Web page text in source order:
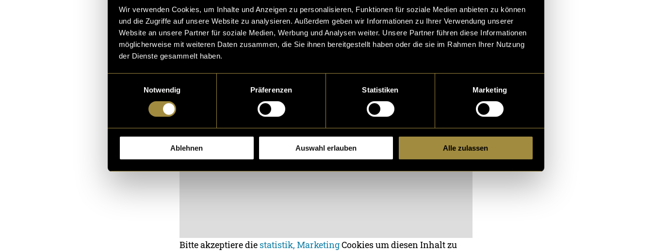
Wir verwenden Cookies, um Inhalte und Anzeigen zu personalisieren, Funktionen für soziale Medien anbieten zu können
und die Zugriffe auf unsere Website zu analysieren. Außerdem geben wir Informationen zu Ihrer Verwendung unserer
Website an unsere Partner für soziale Medien, Werbung und Analysen weiter. Unsere Partner führen diese Informationen
möglicherweise mit weiteren Daten zusammen, die Sie ihnen bereitgestellt haben oder die sie im Rahmen Ihrer Nutzung
der Dienste gesammelt haben.
Notwendig
Präferenzen Statistiken Marketing
Ablehnen Auswahl erlauben Alle zulassen
Bitte akzeptiere diestatistik, MarketingCookies um diesen Inhalt zu
sehen.
Bitte akzeptiere die statistik, MarketingCookies um diesen Inhalt zu